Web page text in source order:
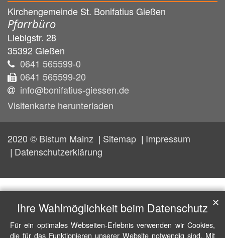
Kirchengemeinde St. Bonifatius Gießen
Pfarrbüro
Liebigstr. 28
35392 Gießen
0641 565599-0
0641 565599-20
info@bonifatius-giessen.de
Visitenkarte herunterladen
2020 © Bistum Mainz Sitemap
Impressum
Datenschutzerklärung
Ihre Wahlmöglichkeit beim Datenschutz
Für ein optimales Webseiten-Erlebnis verwenden wir Cookies,
die für das Funktionieren unserer Website notwendig sind. Mit
✕